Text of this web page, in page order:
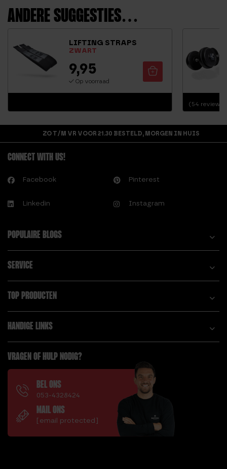
ANDERE SUGGESTIES…
LIFTING STRAPS
ZWART
9,95
Op voorraad
(54 reviews)
ZO T/M VR VOOR 21.30 BESTELD, MORGEN IN HUIS
CONNECT WITH US!
Facebook Pinterest
Linkedin Instagram
POPULAIRE BLOGS
SERVICE
TOP PRODUCTEN
HANDIGE LINKS
VRAGEN OF HULP NODIG?
BEL ONS
053-4328424
MAIL ONS
[email protected]